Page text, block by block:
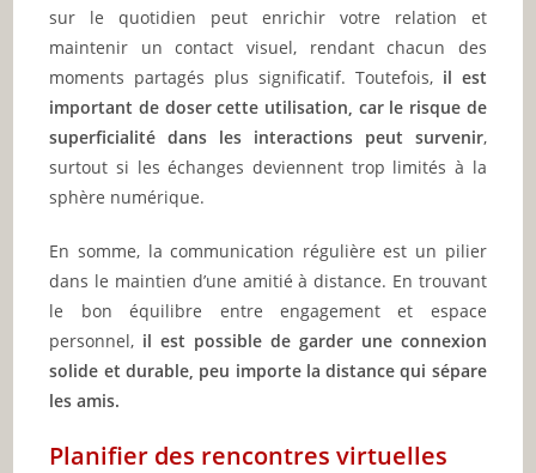
sur le quotidien peut enrichir votre relation et
maintenir un contact visuel, rendant chacun des
moments partagés plus significatif. Toutefois, il est
important de doser cette utilisation, car le risque de
superficialité dans les interactions peut survenir,
surtout si les échanges deviennent trop limités à la
sphère numérique.
En somme, la communication régulière est un pilier
dans le maintien d’une amitié à distance. En trouvant
le bon équilibre entre engagement et espace
personnel, il est possible de garder une connexion
solide et durable, peu importe la distance qui sépare
les amis.
Planifier des rencontres virtuelles